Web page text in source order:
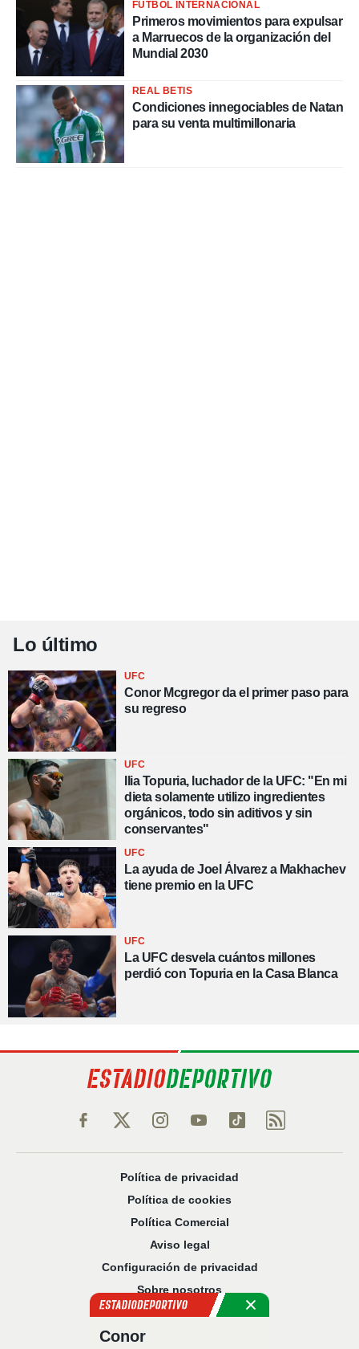
FÚTBOL INTERNACIONAL
Primeros movimientos para expulsar
a Marruecos de la organización del
Mundial 2030
REAL BETIS
Condiciones innegociables de Natan
para su venta multimillonaria
Lo último
UFC
Conor Mcgregor da el primer paso para
su regreso
UFC
Ilia Topuria, luchador de la UFC: "En mi
dieta solamente utilizo ingredientes
orgánicos, todo sin aditivos y sin
conservantes"
UFC
La ayuda de Joel Álvarez a Makhachev
tiene premio en la UFC
UFC
La UFC desvela cuántos millones
perdió con Topuria en la Casa Blanca
Política de privacidad
Política de cookies
Política Comercial
Aviso legal
Configuración de privacidad
Sobre nosotros
Código Ético
Conor